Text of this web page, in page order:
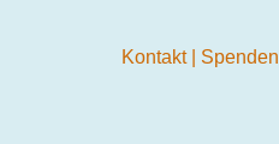
Kontakt Spenden